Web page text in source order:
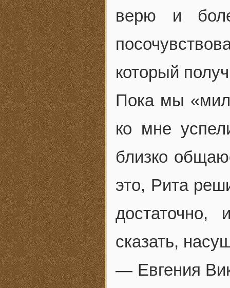
верю и
который
Пока мы
ко мне
близко
это, Рита
сказать,
— Евгения